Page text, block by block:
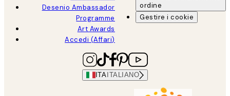
Desenio Ambassador
Programme
Art Awards
Accedi (Affari)
ordine
Gestire i cookie
ITA ITALIANO